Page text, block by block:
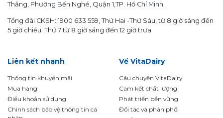
Thắng, Phường Bến Nghé, Quận 1,TP. Hồ Chí Minh.
Tổng đài CKSH: 1900 633 559, Thứ Hai -Thứ Sáu, từ 8 giờ sáng đến
5 giờ chiều. Thứ 7 từ 8 giờ sáng đến 12 giờ trưa
Liên kết nhanh
Thông tin khuyến mãi
Mua hàng
Điều khoản sử dụng
Chính sách bảo vệ thông tin cá
Về VitaDairy
Câu chuyện VitaDairy
Cam kết chất lượng
Phát triển bền vững
Đối tác và phân phối